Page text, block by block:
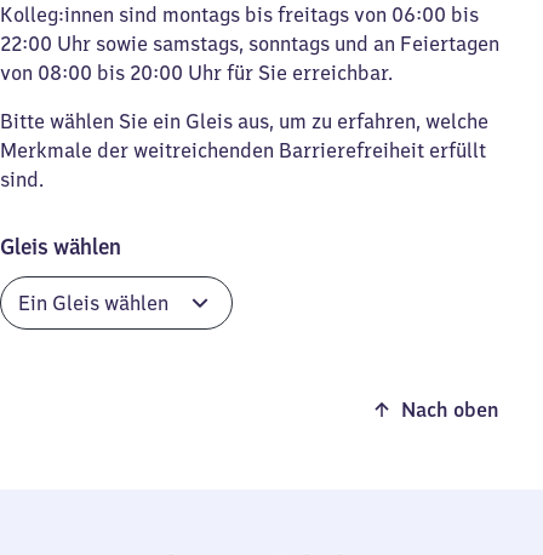
Kolleg:innen sind montags bis freitags von 06:00 bis
22:00 Uhr sowie samstags, sonntags und an Feiertagen
von 08:00 bis 20:00 Uhr für Sie erreichbar.
Bitte wählen Sie ein Gleis aus, um zu erfahren, welche
Merkmale der weitreichenden Barrierefreiheit erfüllt
sind.
Gleis wählen
Nach oben